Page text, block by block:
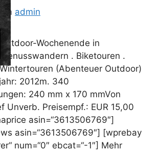
admin
outdoor-Wochenende in
Genusswandern . Biketouren .
(Abenteuer Outdoor)
2012m. 340
240 mm x 170 mmVon
Unverb. Preisempf.: EUR 15,00
asin=“3613506769″]
asin=“3613506769″] [wprebay
num=“0″ ebcat=“-1″] Mehr